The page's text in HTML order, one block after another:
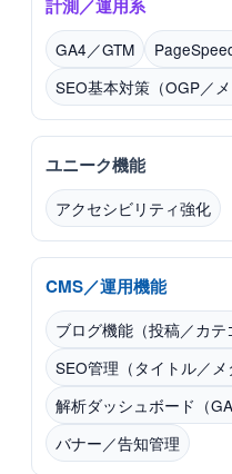
計測／運用系
GA4／GTM
SEO基本対策（OGP／メ
ユニーク機能
アクセシビリティ強化
CMS／運用機能
ブログ機能（投稿／カテ
SEO管理（タイトル／メ
解析ダッシュボード（
バナー／告知管理